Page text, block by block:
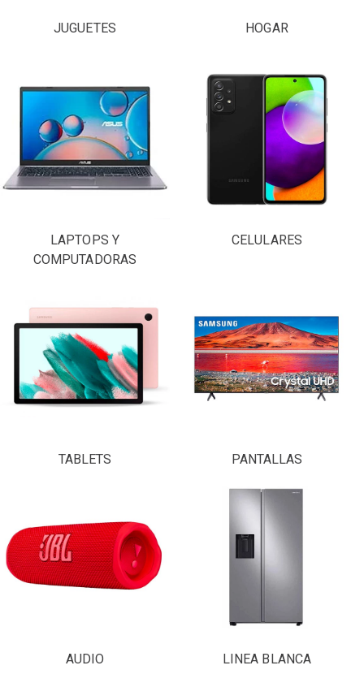
JUGUETES HOGAR
LAPTOPS Y
COMPUTADORAS
CELULARES
TABLETS PANTALLAS
AUDIO LINEA BLANCA